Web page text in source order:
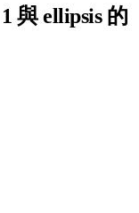
與 ellipsis 的